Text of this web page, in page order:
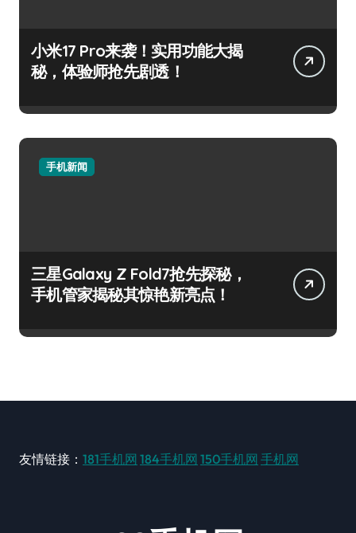
小米17 Pro来袭！实用功能大揭
秘，体验师抢先剧透！
手机新闻
三星Galaxy Z Fold7抢先探秘，
手机管家揭秘其惊艳新亮点！
友情链接： 181手机网 184手机网 150手机网 手机网